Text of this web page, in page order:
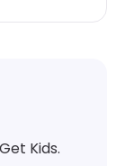
Kids.